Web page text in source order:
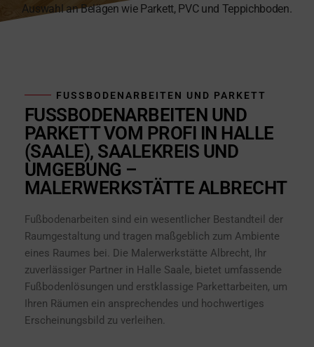
Auswahl an Belägen wie Parkett, PVC und Teppichboden.
FUSSBODENARBEITEN UND PARKETT
FUSSBODENARBEITEN UND P
ARKETT VOM PROFI IN HALLE (
SAALE), SAALEKREIS UND U
MGEBUNG – M
ALERWERKSTÄTTE ALBRECHT
Fußbodenarbeiten sind ein wesentlicher Bestandteil der
Raumgestaltung und tragen maßgeblich zum Ambiente
eines Raumes bei. Die Malerwerkstätte Albrecht, Ihr
zuverlässiger Partner in Halle Saale, bietet umfassende
Fußbodenlösungen und erstklassige Parkettarbeiten, um
Ihren Räumen ein ansprechendes und hochwertiges
Erscheinungsbild zu verleihen.